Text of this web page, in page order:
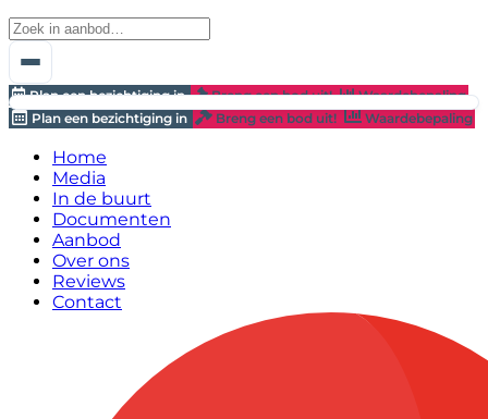
Plan een bezichtiging in Breng een bod uit!
Waardebepaling
Plan een bezichtiging in
Breng een bod uit! Waardebepaling
Home
Media
In de buurt
Documenten
Aanbod
Over ons
Reviews
Contact